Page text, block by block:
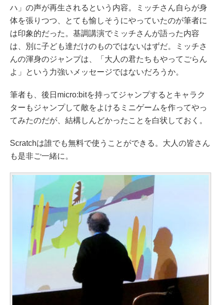
ハ」の声が再生されるという内容。ミッチさん自らが身
体を張りつつ、とても愉しそうにやっていたのが筆者に
は印象的だった。基調講演でミッチさんが語った内容
は、別に子ども達だけのものではないはずだ。ミッチさ
んの渾身のジャンプは、「大人の君たちもやってごらん
よ」という力強いメッセージではないだろうか。
筆者も、後日micro:bitを持ってジャンプするとキャラク
ターもジャンプして敵をよけるミニゲームを作ってやっ
てみたのだが、結構しんどかったことを白状しておく。
Scratchは誰でも無料で使うことができる。大人の皆さん
も是非ご一緒に。